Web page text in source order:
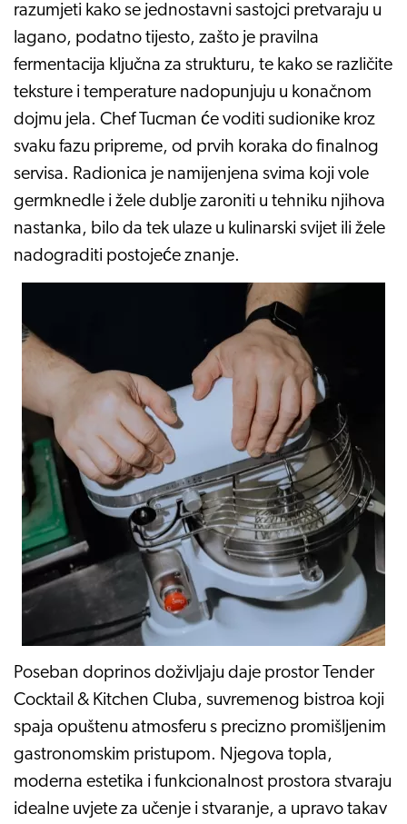
razumjeti kako se jednostavni sastojci pretvaraju u
lagano, podatno tijesto, zašto je pravilna
fermentacija ključna za strukturu, te kako se različite
teksture i temperature nadopunjuju u konačnom
dojmu jela. Chef Tucman će voditi sudionike kroz
svaku fazu pripreme, od prvih koraka do finalnog
servisa. Radionica je namijenjena svima koji vole
germknedle i žele dublje zaroniti u tehniku njihova
nastanka, bilo da tek ulaze u kulinarski svijet ili žele
nadograditi postojeće znanje.
Poseban doprinos doživljaju daje prostor Tender
Cocktail & Kitchen Cluba, suvremenog bistroa koji
spaja opuštenu atmosferu s precizno promišljenim
gastronomskim pristupom. Njegova topla,
moderna estetika i funkcionalnost prostora stvaraju
idealne uvjete za učenje i stvaranje, a upravo takav